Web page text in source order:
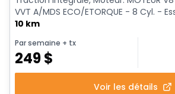
VVT A/MDS ECO/ETORQUE - 8 Cyl. -
10 km
Par semaine + tx
249$
Voir les détails